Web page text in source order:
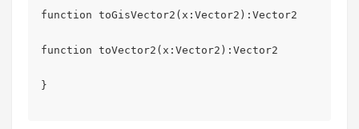
function toGisVector2(x:Vector2):Vector2
function toVector2(x:Vector2):Vector2
}